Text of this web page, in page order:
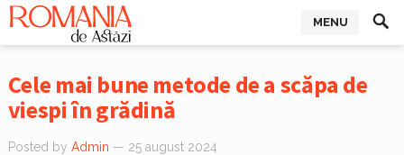
MENU
Cele mai bune metode de a scăpa de
viespi în grădină
Posted by Admin — 25 august 2024